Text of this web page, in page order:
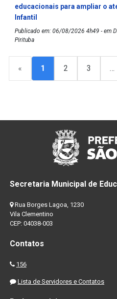
educacionais para ampliar o
Infantil
Publicado em: 06/08/2026 4h49 - em
Pirituba
« 1 2 3 …
Secretaria Municipal de
Rua Borges Lagoa, 1230
Vila Clementino
CEP: 04038-003
Contatos
156
Lista de Servidores e Contatos